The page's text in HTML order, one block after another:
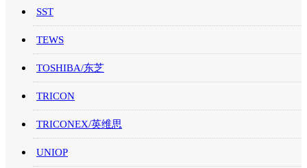
SST
TEWS
TOSHIBA/东芝
TRICON
TRICONEX/英维思
UNIOP